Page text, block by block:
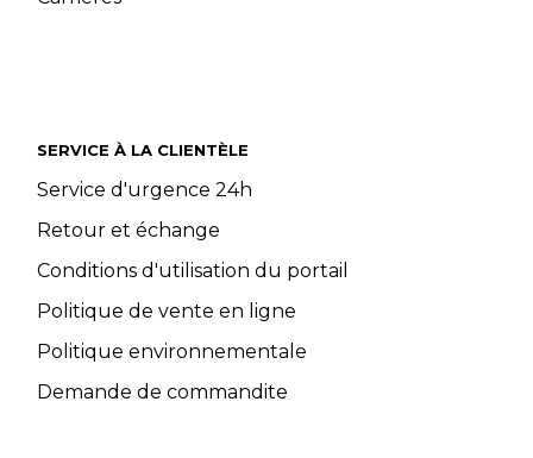
SERVICE À LA CLIENTÈLE
Service d'urgence 24h
Retour et échange
Conditions d'utilisation du portail
Politique de vente en ligne
Politique environnementale
Demande de commandite